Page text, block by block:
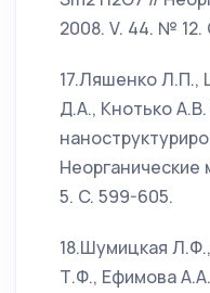
2008. V. 44. № 12.
17.Ляшенко Л.П.,
Д.А., Кнотько
5. C. 599-605.
18.Шумицкая
Т.Ф., Ефимова